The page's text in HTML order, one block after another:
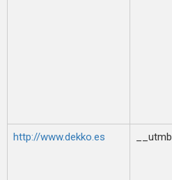
http://www.dekko.es __utmb